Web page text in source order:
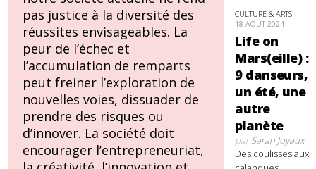
pas justice à la diversité des
réussites envisageables. La
peur de l’échec et
l’accumulation de remparts
peut freiner l’exploration de
nouvelles voies, dissuader de
prendre des risques ou
d’innover. La société doit
encourager l’entrepreneuriat,
CULTURE & ARTS
18 AOÛT 2024
Life on
Mars(eille) :
9 danseurs,
un été, une
autre
planète
parSarah Joyaux
Des coulisses aux